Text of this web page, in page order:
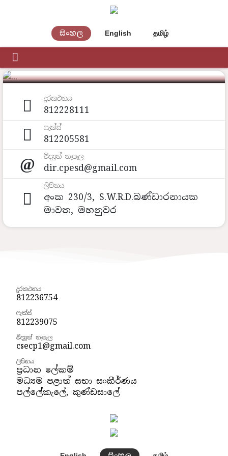
සිංහල English தமிழ்
ඉංජිනේරු සේවා
දෙපාර්තමේන්තුව
දුරකථනය
812228111
ෆැක්ස්
812205581
විද්‍යුත් තැපෑල
dir.cpesd@gmail.com
ලිපිනය
අංක 230/3, S.W.R.D.බණ්ඩාරනායක
මාවත, මහනුවර
දුරකථනය
812236754
ෆැක්ස්
812239075
විද්‍යුත් තැපෑල
csecp1@gmail.com
ලිපිනය
ප්‍රධාන ලේකම්
මධ්‍යම පළාත් සභා සංකීර්ණය
පල්ලේකැලේ, කුණ්ඩසාලේ